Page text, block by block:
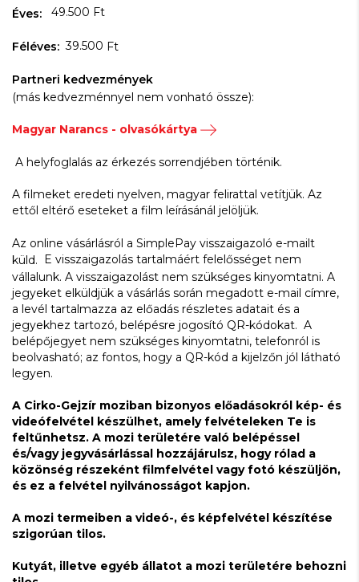
Éves: 49.500 Ft
Féléves: 39.500 Ft
Partneri kedvezmények
(más kedvezménnyel nem vonható össze):
Magyar Narancs - olvasókártya
A helyfoglalás az érkezés sorrendjében történik.
A filmeket eredeti nyelven, magyar felirattal vetítjük. Az
ettől eltérő eseteket a film leírásánál jelöljük.
Az online vásárlásról a SimplePay visszaigazoló e-mailt
küld. E visszaigazolás tartalmáért felelősséget nem
vállalunk. A visszaigazolást nem szükséges kinyomtatni. A
jegyeket elküldjük a vásárlás során megadott e-mail címre,
a levél tartalmazza az előadás részletes adatait és a
jegyekhez tartozó, belépésre jogosító QR-kódokat. A
belépőjegyet nem szükséges kinyomtatni, telefonról is
beolvasható; az fontos, hogy a QR-kód a kijelzőn jól látható
legyen.
A Cirko-Gejzír moziban bizonyos előadásokról kép- és
videófelvétel készülhet, amely felvételeken Te is
feltűnhetsz. A mozi területére való belépéssel
és/vagy jegyvásárlással hozzájárulsz, hogy rólad a
közönség részeként filmfelvétel vagy fotó készüljön,
és ez a felvétel nyilvánosságot kapjon.
A mozi termeiben a videó-, és képfelvétel készítése
szigorúan tilos.
Kutyát, illetve egyéb állatot a mozi területére behozni